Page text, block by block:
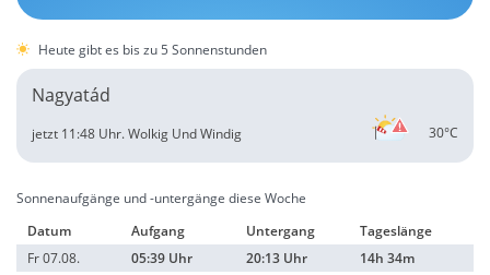
Heute gibt es bis zu 5 Sonnenstunden
Nagyatád
30°C
jetzt 11:48 Uhr.Wolkig Und Windig
Sonnenaufgänge und -untergänge diese Woche
Datum
Aufgang Untergang
Tageslänge
Fr 07.08.
05:39 Uhr 20:13 Uhr
14h 34m